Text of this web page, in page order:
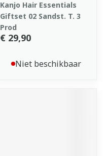
Kanjo Hair Essentials
Giftset 02 Sandst. T. 3
Prod
€ 29,90
Niet beschikbaar